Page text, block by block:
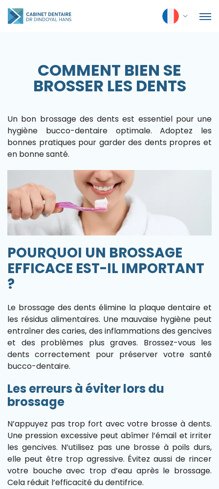
COMMENT BIEN SE
BROSSER LES DENTS
Un bon brossage des dents est essentiel pour une
hygiène bucco-dentaire optimale. Adoptez les
bonnes pratiques pour garder des dents propres et
en bonne santé.
POURQUOI UN BROSSAGE
EFFICACE EST-IL IMPORTANT
?
Le brossage des dents élimine la plaque dentaire et
les résidus alimentaires. Une mauvaise hygiène peut
entraîner des caries, des inflammations des gencives
et des problèmes plus graves. Brossez-vous les
dents correctement pour préserver votre santé
bucco-dentaire.
Les erreurs à éviter lors du
brossage
N’appuyez pas trop fort avec votre brosse à dents.
Une pression excessive peut abîmer l’émail et irriter
les gencives. N’utilisez pas une brosse à poils durs,
elle peut être trop agressive. Évitez aussi de rincer
votre bouche avec trop d’eau après le brossage.
Cela réduit l’efficacité du dentifrice.